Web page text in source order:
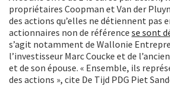
propriétaires Coopman et Van der
des actions qu’elles ne détiennent pas
actionnaires non de référence se sont
s’agit notamment de Wallonie
l’investisseur Marc Coucke et de
et de son épouse. « Ensemble, ils
des actions », cite De Tijd PDG Piet